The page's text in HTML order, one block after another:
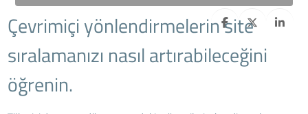
Çevrimiçi yönlendirmelerin site
sıralamanızı nasıl artırabileceğini
öğrenin.